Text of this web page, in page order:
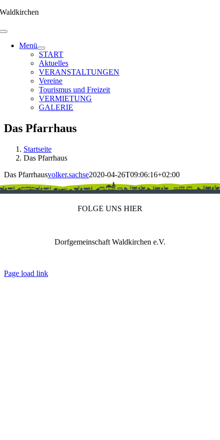
Zum
springen
Waldkirchen
Menü
START
Aktuelles
VERANSTALTUNGEN
Vereine
Tourismus und Freizeit
VERMIETUNG
GALERIE
Das Pfarrhaus
Startseite
Das Pfarrhaus
Das Pfarrhausvolker.sachse2020-04-26T09:06:16+02:00
FOLGE UNS HIER
Dorfgemeinschaft Waldkirchen e.V.
Page load link